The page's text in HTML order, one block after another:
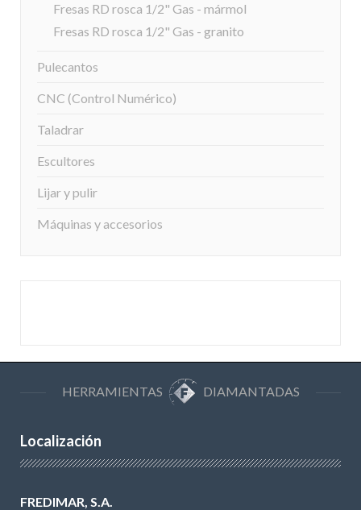
Fresas RD rosca 1/2" Gas - mármol
Fresas RD rosca 1/2" Gas - granito
Pulecantos
CNC (Control Numérico)
Taladrar
Escultores
Lijar y pulir
Máquinas y accesorios
HERRAMIENTAS DIAMANTADAS
Localización
FREDIMAR, S.A.